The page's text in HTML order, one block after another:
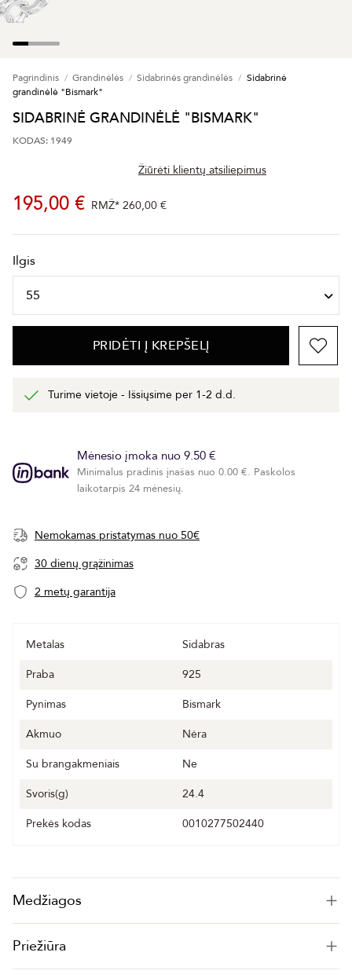
Pagrindinis Grandinėlės Sidabrinės grandinėlės
Sidabrinė
grandinėlė "Bismark"
SIDABRINĖ GRANDINĖLĖ "BISMARK"
KODAS: 1949
Žiūrėti klientų atsiliepimus
195,00 € RMŽ* 260,00 €
Ilgis
PRIDĖTI Į KREPŠELĮ
Turime vietoje - Išsiųsime per 1-2 d.d.
Mėnesio įmoka nuo 9.50 €
Minimalus pradinis įnašas nuo 0.00 €. Paskolos
laikotarpis 24 mėnesių.
Nemokamas pristatymas nuo 50€
30 dienų grąžinimas
2 metų garantija
Metalas
Sidabras
Praba
925
Pynimas
Bismark
Akmuo
Nėra
Su brangakmeniais
Ne
Svoris(g)
24.4
Prekės kodas
0010277502440
Medžiagos
Priežiūra